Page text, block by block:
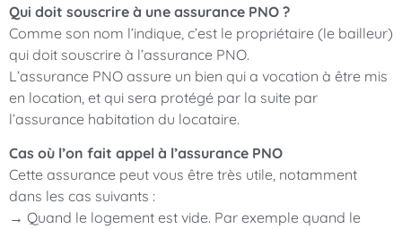
Qui doit souscrire à une assurance PNO ?
Comme son nom l’indique, c’est le propriétaire (le bailleur)
qui doit souscrire à l’assurance PNO.
L’assurance PNO assure un bien qui a vocation à être mis
en location, et qui sera protégé par la suite par
l’assurance habitation du locataire.
Cas où l’on fait appel à l’assurance PNO
Cette assurance peut vous être très utile, notamment
dans les cas suivants :
→ Quand le logement est vide. Par exemple quand le